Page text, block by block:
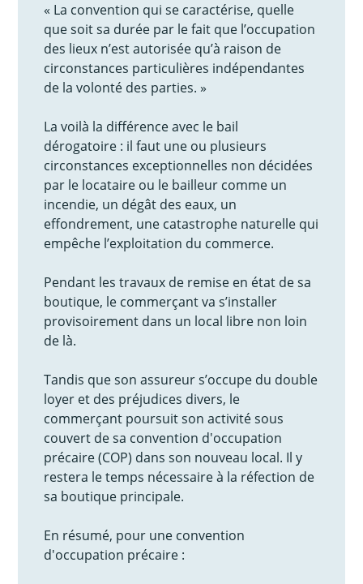
« La convention qui se caractérise, quelle
que soit sa durée par le fait que l’occupation
des lieux n’est autorisée qu’à raison de
circonstances particulières indépendantes
de la volonté des parties. »
La voilà la différence avec le bail
dérogatoire : il faut une ou plusieurs
circonstances exceptionnelles non décidées
par le locataire ou le bailleur comme un
incendie, un dégât des eaux, un
effondrement, une catastrophe naturelle qui
empêche l’exploitation du commerce.
Pendant les travaux de remise en état de sa
boutique, le commerçant va s’installer
provisoirement dans un local libre non loin
de là.
Tandis que son assureur s’occupe du double
loyer et des préjudices divers, le
commerçant poursuit son activité sous
couvert de sa convention d'occupation
précaire (COP) dans son nouveau local. Il y
restera le temps nécessaire à la réfection de
sa boutique principale.
En résumé, pour une convention
d'occupation précaire :